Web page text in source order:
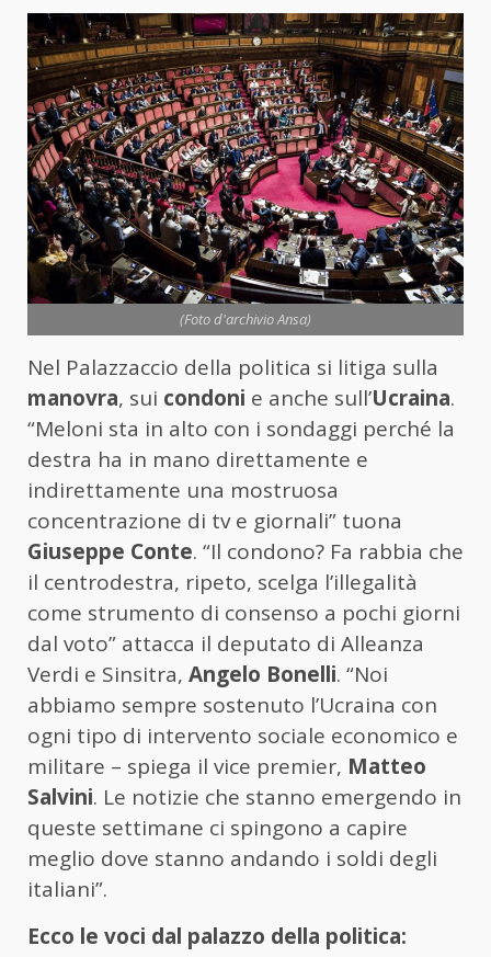
(Foto d'archivio Ansa)
Nel Palazzaccio della politica si litiga sulla
manovra, sui condoni e anche sull’Ucraina.
“Meloni sta in alto con i sondaggi perché la
destra ha in mano direttamente e
indirettamente una mostruosa
concentrazione di tv e giornali” tuona
Giuseppe Conte. “Il condono? Fa rabbia che
il centrodestra, ripeto, scelga l’illegalità
come strumento di consenso a pochi giorni
dal voto” attacca il deputato di Alleanza
Verdi e Sinsitra, Angelo Bonelli. “Noi
abbiamo sempre sostenuto l’Ucraina con
ogni tipo di intervento sociale economico e
militare – spiega il vice premier, Matteo
Salvini. Le notizie che stanno emergendo in
queste settimane ci spingono a capire
meglio dove stanno andando i soldi degli
italiani”.
Ecco le voci dal palazzo della politica: